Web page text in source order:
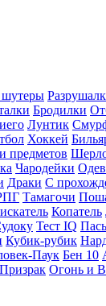
Бродилки
Лунтик
Хоккей
предметов
Чародейки
Драки С
Тамагочи
Копатель
Тест IQ
Кубик-рубик
Паук Бен 10
Огонь и